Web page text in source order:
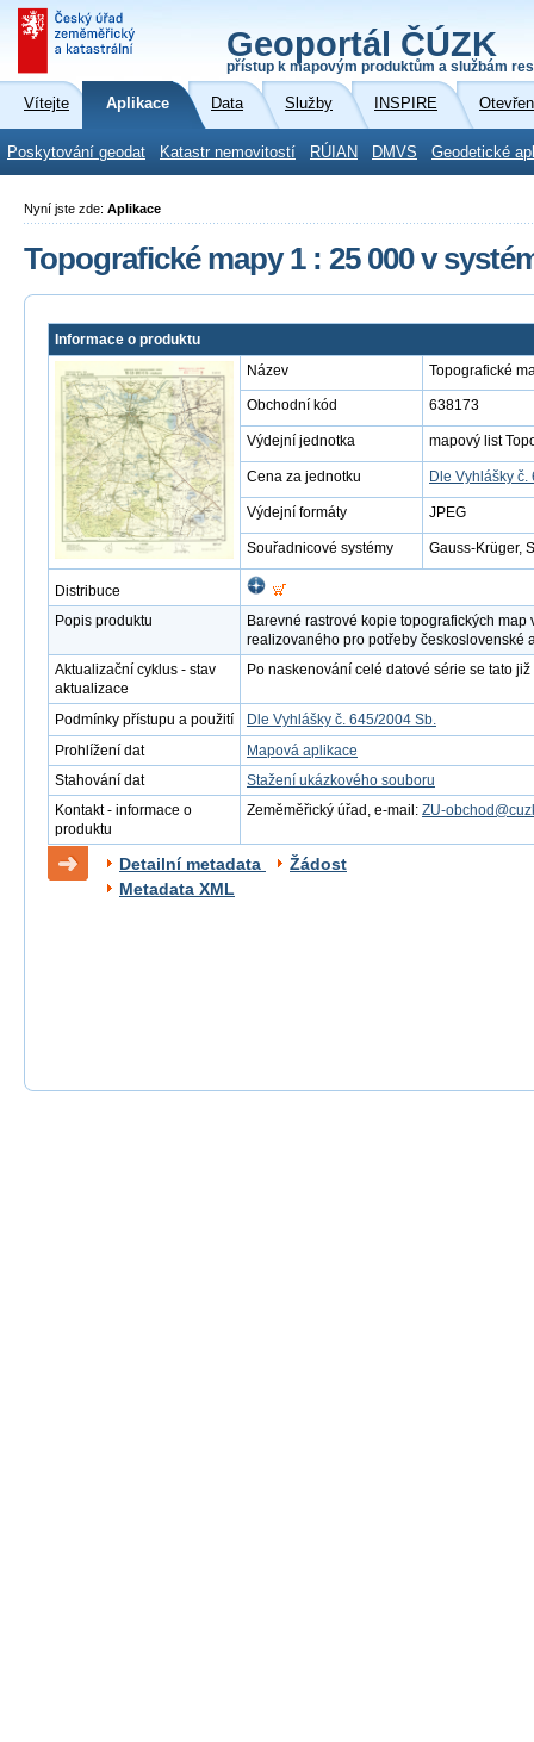
Geoportál ČÚZK
přístup k mapovým produktům a službám
Vítejte Aplikace Data Služby INSPIRE
Poskytování geodat Katastr nemovitostí RÚIAN DMVS Geodetické
Nyní jste zde: Aplikace
Topografické mapy 1 : 25 000 v
Informace o produktu
Název
Topografické
Obchodní kód 638173
Výdejní jednotka mapový list
Cena za jednotku Dle Vyhlášky č.
Výdejní formáty JPEG
Souřadnicové systémy Gauss-Krüger,
Distribuce
Popis produktu
Barevné rastrové kopie topografických
realizovaného pro potřeby československé
Aktualizační cyklus - stav
aktualizace
Po naskenování celé datové série se tato
Podmínky přístupu a použití
Dle Vyhlášky č. 645/2004 Sb.
Prohlížení dat
Mapová aplikace
Stahování dat
Stažení ukázkového souboru
Kontakt - informace o
produktu
Zeměměřický úřad, e-mail: ZU-
Detailní metadata
Žádost
Metadata XML